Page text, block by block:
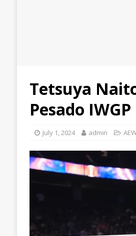
Tetsuya
Pesado IWGP
July 1, 2024 admin